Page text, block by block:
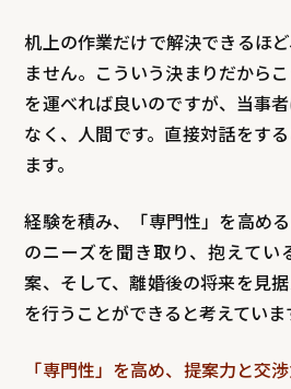
机上の作業だけで解決できるほ
ません。こういう決まりだから
を運べれば良いのですが、当事
なく、人間です。直接対話をす
ます。
経験を積み、「専門性」を高め
のニーズを聞き取り、抱えてい
案、そして、離婚後の将来を見
を行うことができると考えていま
「専門性」を高め、提案力と交